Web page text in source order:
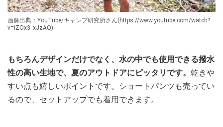
画像出典：YouTube/キャンプ研究所さん(https://www.youtube.com/watch?
v=iZOx3_xJzAQ)
もちろんデザインだけでなく、水の中でも使用できる撥水
性の高い生地で、夏のアウトドアにピッタリです。 乾きや
すい点も嬉しいポイントです。ショートパンツも売ってい
るので、セットアップでも着用できます。